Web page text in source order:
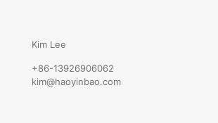
Kim Lee
+86-13926906062
kim@haoyinbao.com